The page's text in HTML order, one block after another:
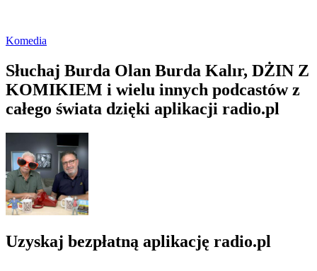
Komedia
Słuchaj Burda Olan Burda Kalır, DŻIN Z
KOMIKIEM i wielu innych podcastów z
całego świata dzięki aplikacji radio.pl
Uzyskaj bezpłatną aplikację radio.pl